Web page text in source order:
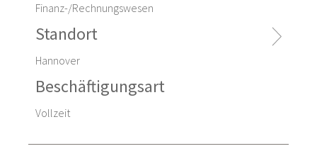
Finanz-/Rechnungswesen
Standort
Hannover
Beschäftigungsart
Vollzeit